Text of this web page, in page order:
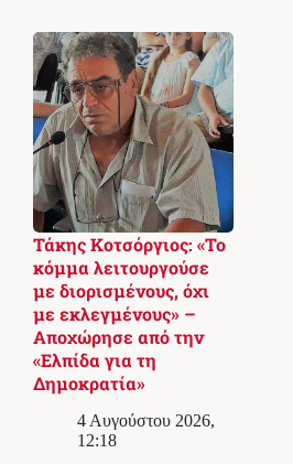
Τάκης Κοτσόργιος: «Το
κόμμα λειτουργούσε
με διορισμένους, όχι
με εκλεγμένους» –
Αποχώρησε από την
«Ελπίδα για τη
Δημοκρατία»
4 Αυγούστου 2026,
12:18